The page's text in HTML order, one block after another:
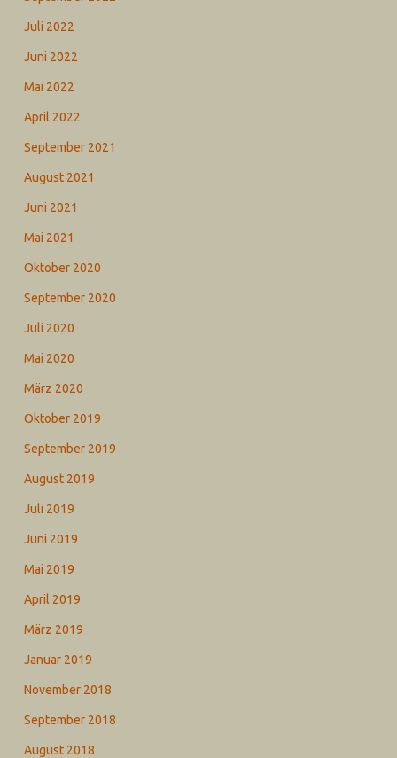
Juli 2022
Juni 2022
Mai 2022
April 2022
September 2021
August 2021
Juni 2021
Mai 2021
Oktober 2020
September 2020
Juli 2020
Mai 2020
März 2020
Oktober 2019
September 2019
August 2019
Juli 2019
Juni 2019
Mai 2019
April 2019
März 2019
Januar 2019
November 2018
September 2018
August 2018